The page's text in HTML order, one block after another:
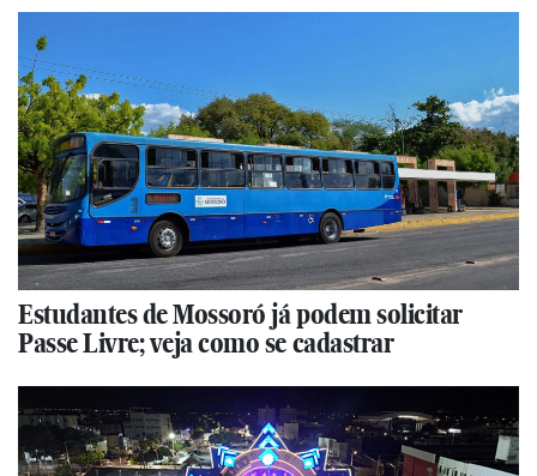
Estudantes de Mossoró já podem solicitar
Passe Livre; veja como se cadastrar